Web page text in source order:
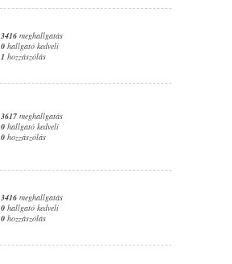
3416 meghallgatás
0 hallgató kedveli
1 hozzászólás
3617 meghallgatás
0 hallgató kedveli
0 hozzászólás
3416 meghallgatás
0 hallgató kedveli
0 hozzászólás